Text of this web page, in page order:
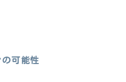
可能性